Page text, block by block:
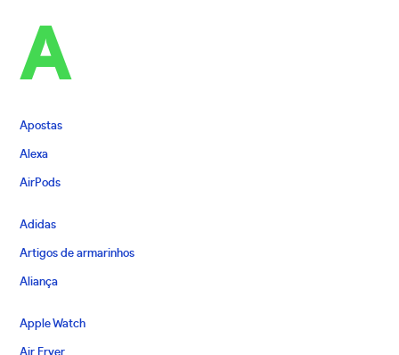
A
Apostas
Alexa
AirPods
Adidas
Artigos de armarinhos
Aliança
Apple Watch